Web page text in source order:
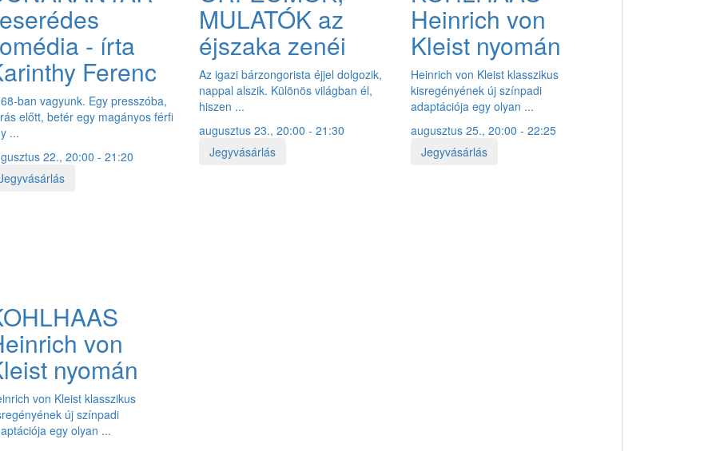
- írta
Ferenc
ban vagyunk. Egy presszóba,
előtt, betér egy magányos férfi
...
22., 20:00 - 21:20
MULATÓK az
éjszaka zenéi
Az igazi bárzongorista éjjel dolgozik,
nappal alszik. Különös világban él,
hiszen ...
augusztus 23., 20:00 - 21:30
Jegyvásárlás
Heinrich von
Kleist nyomán
Heinrich von Kleist klasszikus
kisregényének új színpadi
adaptációja egy olyan ...
augusztus 25., 20:00 - 22:25
Jegyvásárlás
von
nyomán
von Kleist klasszikus
új színpadi
egy olyan ...